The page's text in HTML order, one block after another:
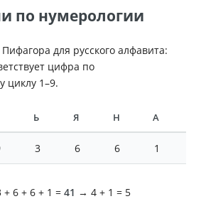
по нумерологии
для русского алфавита:
цифра по
циклу 1–9.
Ь Я Н А
3 6 6 1
6 + 6 + 1 = 41 → 4 + 1 = 5